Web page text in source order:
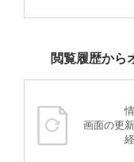
閲覧履歴から
画面の更